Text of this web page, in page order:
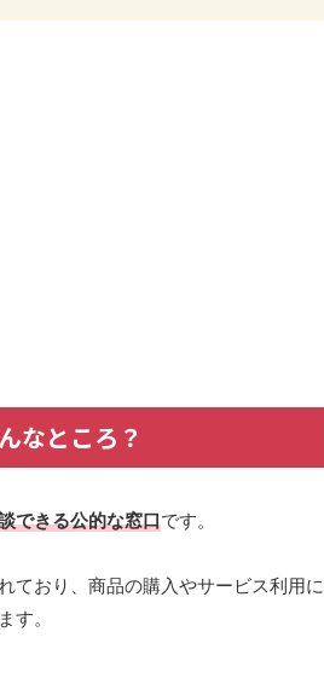
なところ？
できる公的な窓口です。
ており、商品の購入やサービス利用に
す。